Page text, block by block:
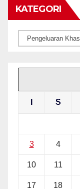
KATEGORI
Kategori
S
3 4
10 11
17 18